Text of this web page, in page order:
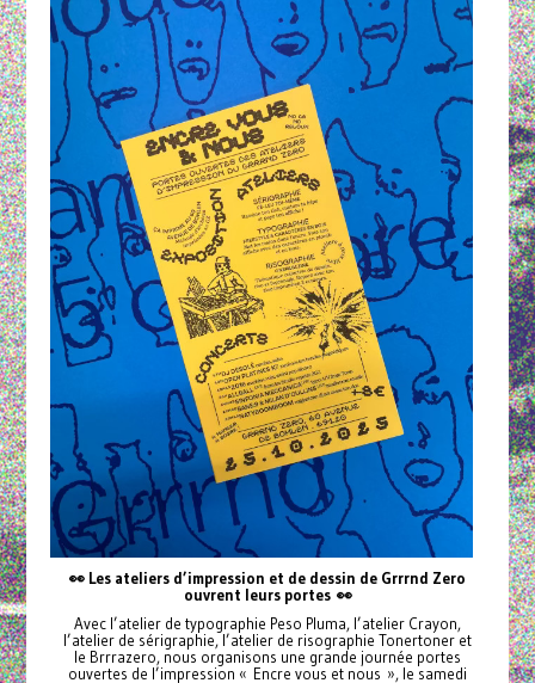
👀 Les ateliers d’impression et de dessin de Grrrnd Zero
ouvrent leurs portes 👀
Avec l’atelier de typographie Peso Pluma, l’atelier Crayon,
l’atelier de sérigraphie, l’atelier de risographie Tonertoner et
le Brrrazero, nous organisons une grande journée portes
ouvertes de l’impression « Encre vous et nous », le samedi